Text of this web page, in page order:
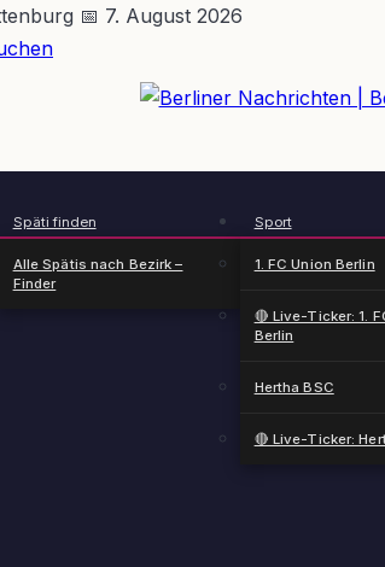
📅 7. August 2026
Späti finden
Alle Spätis nach Bezirk –
Finder
Sport
1. FC Union Berlin
🔴 Live-Ticker: 1.
Berlin
Hertha BSC
🔴 Live-Ticker: